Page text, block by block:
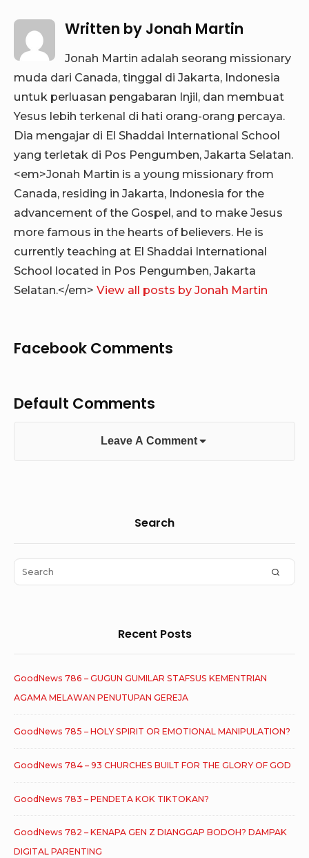
Written by Jonah Martin
Jonah Martin adalah seorang missionary
muda dari Canada, tinggal di Jakarta, Indonesia
untuk perluasan pengabaran Injil, dan membuat
Yesus lebih terkenal di hati orang-orang percaya.
Dia mengajar di El Shaddai International School
yang terletak di Pos Pengumben, Jakarta Selatan.
<em>Jonah Martin is a young missionary from
Canada, residing in Jakarta, Indonesia for the
advancement of the Gospel, and to make Jesus
more famous in the hearts of believers. He is
currently teaching at El Shaddai International
School located in Pos Pengumben, Jakarta
Selatan.</em> View all posts by Jonah Martin
Facebook Comments
Default Comments
Leave A Comment
Area
Search
Search
for:
Recent Posts
GoodNews 786 – GUGUN GUMILAR STAFSUS KEMENTRIAN
AGAMA MELAWAN PENUTUPAN GEREJA
GoodNews 785 – HOLY SPIRIT OR EMOTIONAL MANIPULATION?
GoodNews 784 – 93 CHURCHES BUILT FOR THE GLORY OF GOD
GoodNews 783 – PENDETA KOK TIKTOKAN?
GoodNews 782 – KENAPA GEN Z DIANGGAP BODOH? DAMPAK
DIGITAL PARENTING